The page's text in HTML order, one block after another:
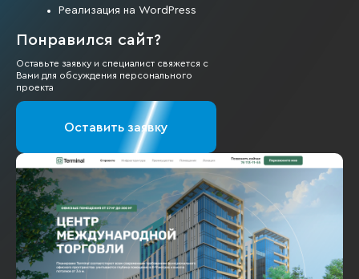
Реализация на WordPress
Понравился сайт?
Оставьте заявку и специалист свяжется с
Вами для обсуждения персонального
проекта
Оставить заявку